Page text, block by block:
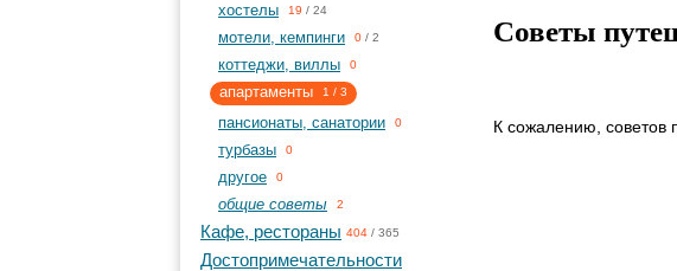
хостелы 19 / 24
мотели, кемпинги 0 / 2
коттеджи, виллы 0
апартаменты 1 / 3
пансионаты, санатории 0
турбазы 0
другое 0
общие советы 2
Кафе, рестораны 404 / 365
Достопримечательности
Советы
К сожалению, советов